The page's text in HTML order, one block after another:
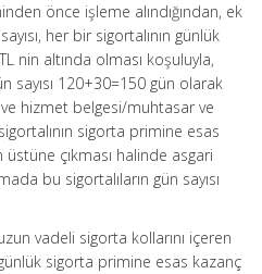
önce işleme alındığından, ek
her bir sigortalının günlük
nin altında olması koşuluyla,
sayısı 120+30=150 gün olarak
hizmet belgesi/muhtasar ve
sigorta primine esas
üstüne çıkması halinde asgari
bu sigortalıların gün sayısı
uzun vadeli sigorta kollarını içeren
sigorta primine esas kazanç